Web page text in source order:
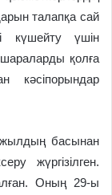
талапқа сай
күшейту үшін
қолға
кәсіпорындар
басынан
жүргізілген.
Оның 29-ы